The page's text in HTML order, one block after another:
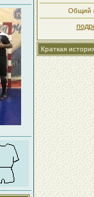
Общий
Краткая